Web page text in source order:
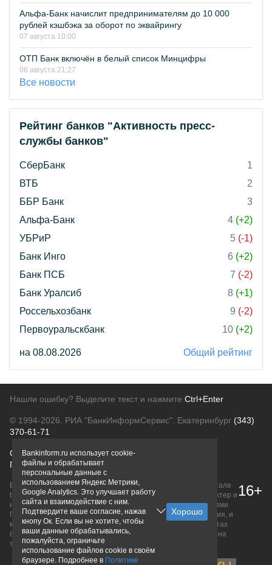
Альфа-Банк начислит предпринимателям до 10 000
рублей кэшбэка за оборот по эквайрингу
07 августа 10:00
ОТП Банк включён в белый список Минцифры
06 августа 21:27
Все новости
Рейтинг банков "Активность пресс-
службы банков"
СберБанк
1
ВТБ
2
ББР Банк
3
Альфа-Банк
4 (+2)
УБРиР
5 (-1)
Банк Инго
6 (+2)
Банк ПСБ
7 (-2)
Банк Уралсиб
8 (+1)
Россельхозбанк
9 (-2)
Первоуральскбанк
10 (+2)
на 08.08.2026 Общий рейтинг
Нашли ошибку? Выделите текст и нажмите Ctrl+Enter
© 1994-2026. РИА "БанкИнформСервис". Екатеринбург (343)
370-61-71
О проектеПолитика конфиденциальности
Правовая информацияДля рекламодателей
Вся информация о продуктах банков, размещенная на портале
bankinform.ru, носит исключительно ознакомительный характер и
не является публичной офертой, определяемой положениями
ГК РФ. Информация не содержит точного и полного описания, и
может быть изменена. Конечные условия уточняйте на сайтах
банков или при личном обращении. Исключительное право на
товарные знаки принадлежит их правообладателям.
16+
Bankinform.ru использует cookie-
файлы и обрабатывает
персональные данные с
использованием Яндекс Метрики,
Google Analytics. Это улучшает работу
сайта и взаимодействие с ним.
Подтвердите ваше согласие, нажав
кнопу Ок. Если вы не хотите, чтобы
ваши данные обрабатывались,
пожалуйста, ограничьте
использование файлов cookie в своём
браузере. Подробнее в Политике